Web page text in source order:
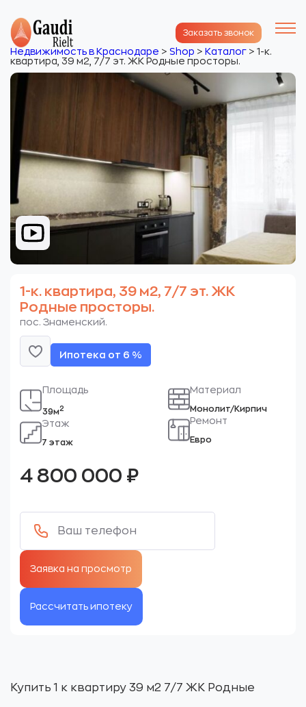
Заказать звонок
Недвижимость в Краснодаре > Shop > Каталог > 1-к.
квартира, 39 м2, 7/7 эт. ЖК Родные просторы.
1-к. квартира, 39 м2, 7/7 эт. ЖК
Родные просторы.
пос. Знаменский.
Ипотека от 6 %
Площадь
39м2
Этаж
7 этаж
Материал
Монолит/Кирпич
Ремонт
Евро
4 800 000 ₽
Рассчитать ипотеку
Купить 1 к квартиру 39 м2 7/7 ЖК Родные